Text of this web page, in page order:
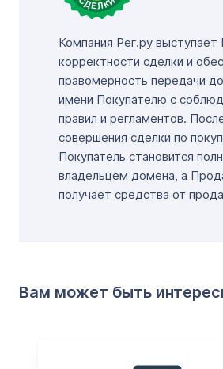
Компания Рег.ру выступает
корректности сделки и
правомерность передачи
имени Покупателю с
правил и регламентов.
совершения сделки по
Покупатель становится
владельцем домена, а
получает средства от
Вам может быть